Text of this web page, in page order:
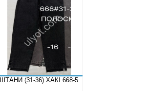
ШТАНИ (31-36) ХАКІ 668-5